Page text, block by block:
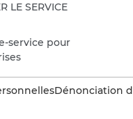
LE SERVICE
service pour
Dénonciation